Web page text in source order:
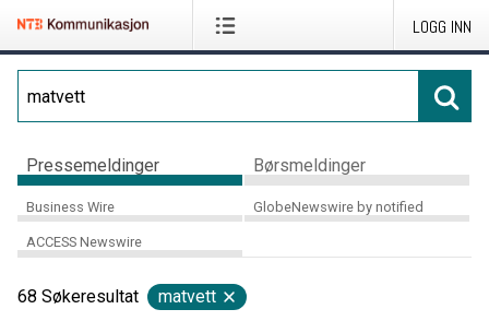
LOGG INN
Pressemeldinger Børsmeldinger
Business Wire GlobeNewswire by notified
ACCESS Newswire
68 Søkeresultat matvett